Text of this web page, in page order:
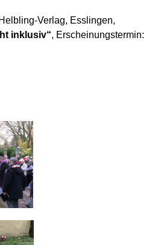
Verlag, Esslingen,
inklusiv“, Erscheinungstermin: